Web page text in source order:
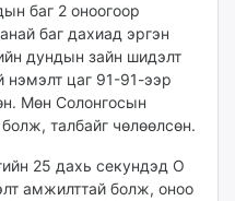
баг 2 оноогоор
баг дахиад эргэн
дундын зайн шидэлт
нэмэлт цаг 91-91-ээр
Мөн Солонгосын
талбайг чөлөөлсөн.
25 дахь секундэд О
амжилттай болж, оноо